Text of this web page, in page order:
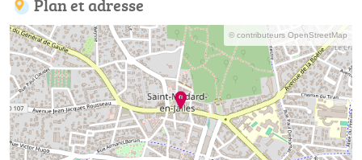
Plan et adresse
© contributeurs OpenStreetMap